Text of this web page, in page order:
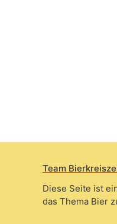
Team
Diese Seite ist
das Thema Bier